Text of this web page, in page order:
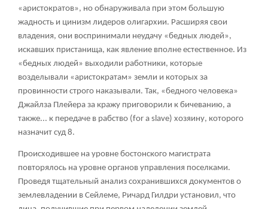
«аристократов», но обнаруживала при этом большую
жадность и цинизм лидеров олигархии. Расширяя свои
владения, они воспринимали неудачу «бедных людей»,
искавших пристанища, как явление вполне естественное. Из
«бедных людей» выходили работники, которые
возделывали «аристократам» земли и которых за
провинности строго наказывали. Так, «бедного человека»
Джайлза Плейера за кражу приговорили к бичеванию, а
также... к передаче в рабство (for а slave) хозяину, которого
назначит суд 8.
Происходившее на уровне бостонского магистрата
повторялось на уровне органов управления поселками.
Проведя тщательный анализ сохранившихся документов о
землевладении в Сейлеме, Ричард Гилдри установил, что